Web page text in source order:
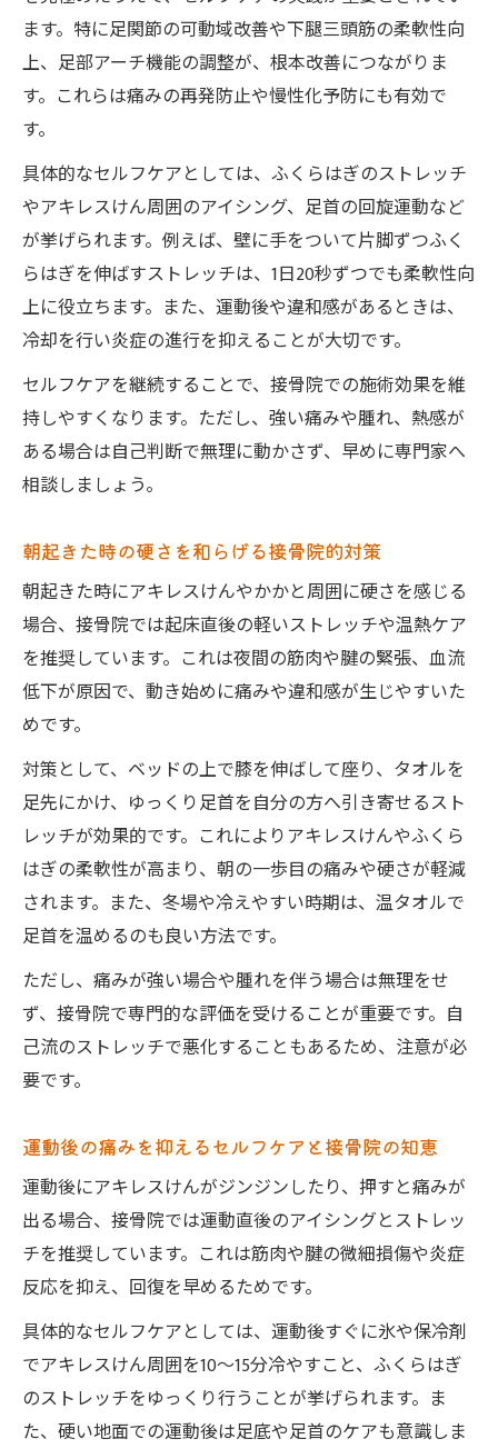
ます。特に足関節の可動域改善や下腿三頭筋の柔軟性向
上、足部アーチ機能の調整が、根本改善につながりま
す。これらは痛みの再発防止や慢性化予防にも有効で
す。
具体的なセルフケアとしては、ふくらはぎのストレッチ
やアキレスけん周囲のアイシング、足首の回旋運動など
が挙げられます。例えば、壁に手をついて片脚ずつふく
らはぎを伸ばすストレッチは、1日20秒ずつでも柔軟性向
上に役立ちます。また、運動後や違和感があるときは、
冷却を行い炎症の進行を抑えることが大切です。
セルフケアを継続することで、接骨院での施術効果を維
持しやすくなります。ただし、強い痛みや腫れ、熱感が
ある場合は自己判断で無理に動かさず、早めに専門家へ
相談しましょう。
朝起きた時の硬さを和らげる接骨院的対策
朝起きた時にアキレスけんやかかと周囲に硬さを感じる
場合、接骨院では起床直後の軽いストレッチや温熱ケア
を推奨しています。これは夜間の筋肉や腱の緊張、血流
低下が原因で、動き始めに痛みや違和感が生じやすいた
めです。
対策として、ベッドの上で膝を伸ばして座り、タオルを
足先にかけ、ゆっくり足首を自分の方へ引き寄せるスト
レッチが効果的です。これによりアキレスけんやふくら
はぎの柔軟性が高まり、朝の一歩目の痛みや硬さが軽減
されます。また、冬場や冷えやすい時期は、温タオルで
足首を温めるのも良い方法です。
ただし、痛みが強い場合や腫れを伴う場合は無理をせ
ず、接骨院で専門的な評価を受けることが重要です。自
己流のストレッチで悪化することもあるため、注意が必
要です。
運動後の痛みを抑えるセルフケアと接骨院の知恵
運動後にアキレスけんがジンジンしたり、押すと痛みが
出る場合、接骨院では運動直後のアイシングとストレッ
チを推奨しています。これは筋肉や腱の微細損傷や炎症
反応を抑え、回復を早めるためです。
具体的なセルフケアとしては、運動後すぐに氷や保冷剤
でアキレスけん周囲を10～15分冷やすこと、ふくらはぎ
のストレッチをゆっくり行うことが挙げられます。ま
た、硬い地面での運動後は足底や足首のケアも意識しま